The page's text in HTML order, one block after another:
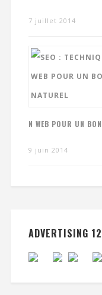
7 juillet 2014
N WEB POUR UN
9 juin 2014
ADVERTISING